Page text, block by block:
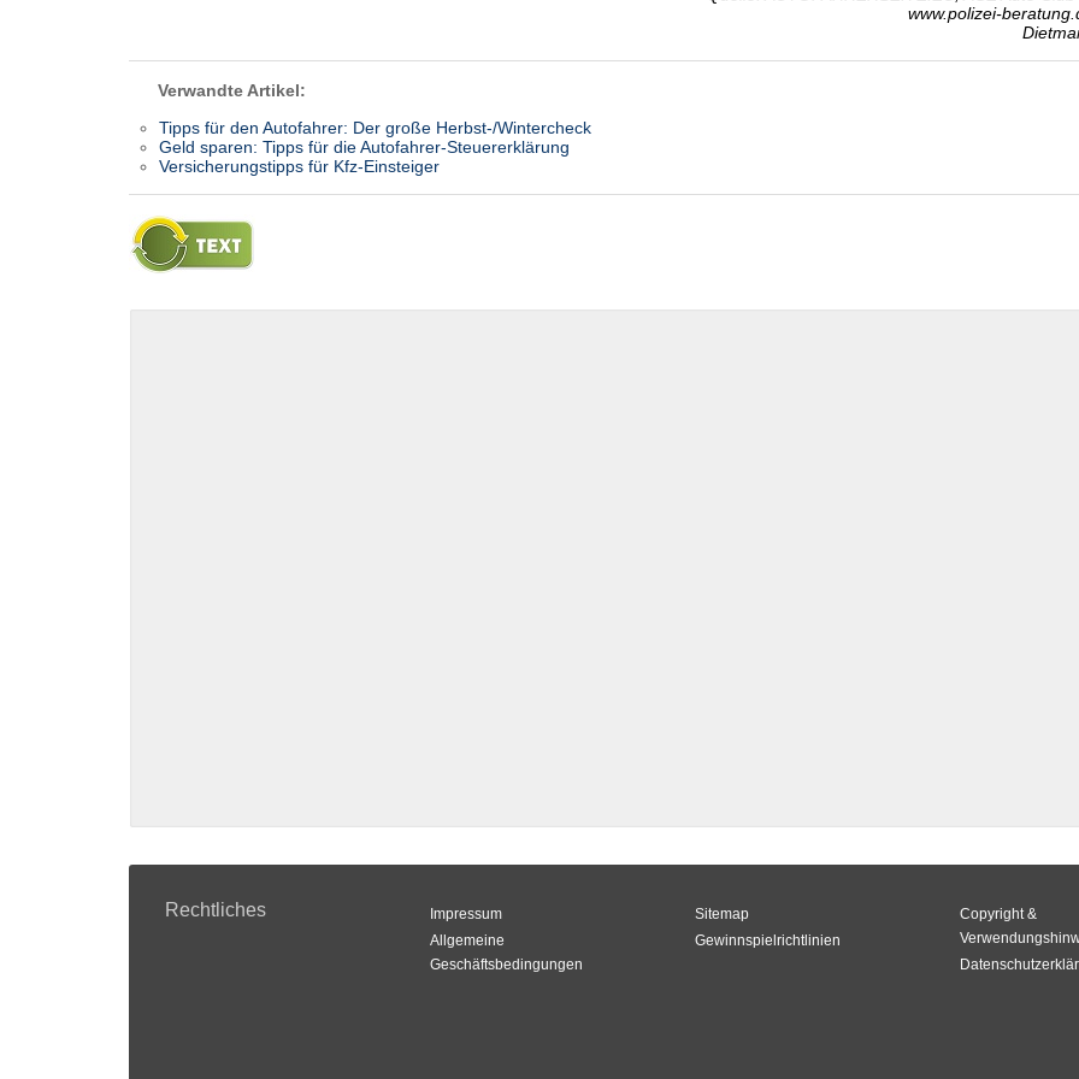
www.polizei-
Verwandte Artikel:
Tipps für den Autofahrer: Der große Herbst-/Wintercheck
Geld sparen: Tipps für die Autofahrer-Steuererklärung
Versicherungstipps für Kfz-Einsteiger
Rechtliches
Impressum
Allgemeine
Geschäftsbedingungen
Sitemap
Gewinnspielrichtlinien
Copyright &